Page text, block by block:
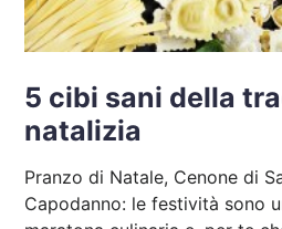
5 cibi sani della
natalizia
Pranzo di Natale, Cenone di
Capodanno: le festività sono